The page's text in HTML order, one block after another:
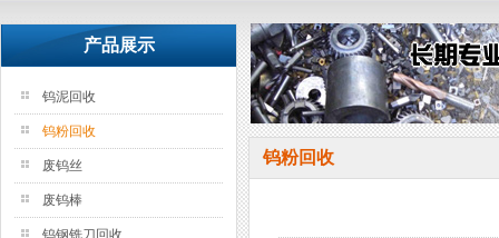
产品展示
钨泥回收
钨粉回收
废钨丝
废钨棒
钨钢铣刀回收
钨粉回收